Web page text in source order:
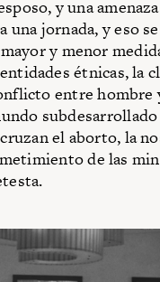
y una
una jornada, y eso
y menor
étnicas, la
entre
el aborto, la
de las